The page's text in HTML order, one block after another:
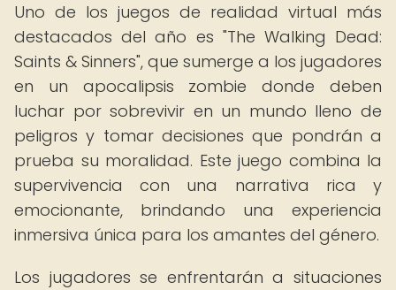
Uno de los juegos de realidad virtual más
destacados del año es "The Walking Dead:
Saints & Sinners", que sumerge a los jugadores
en un apocalipsis zombie donde deben
luchar por sobrevivir en un mundo lleno de
peligros y tomar decisiones que pondrán a
prueba su moralidad. Este juego combina la
supervivencia con una narrativa rica y
emocionante, brindando una experiencia
inmersiva única para los amantes del género.
Los jugadores se enfrentarán a situaciones